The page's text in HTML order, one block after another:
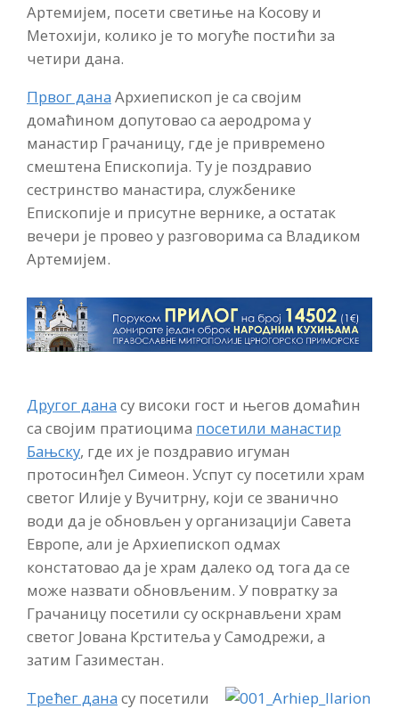
Артемијем, посети светиње на Косову и
Метохији, колико је то могуће постићи за
четири дана.
Првог дана Архиепископ је са својим
домаћином допутовао са аеродрома у
манастир Грачаницу, где је привремено
смештена Епископија. Ту је поздравио
сестринство манастира, службенике
Епископије и присутне вернике, а остатак
вечери је провео у разговорима са Владиком
Артемијем.
Другог дана су високи гост и његов домаћин
са својим пратиоцима посетили манастир
Бањску, где их је поздравио игуман
протосинђел Симеон. Успут су посетили храм
светог Илије у Вучитрну, који се званично
води да је обновљен у организацији Савета
Европе, али је Архиепископ одмах
констатовао да је храм далеко од тога да се
може назвати обновљеним. У повратку за
Грачаницу посетили су оскрнављени храм
светог Јована Крститеља у Самодрежи, а
затим Газиместан.
Трећег дана су посетили